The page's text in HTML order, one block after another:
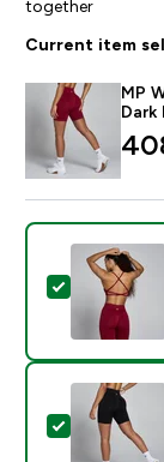
together
Current item
MP
Dark
Select
Select